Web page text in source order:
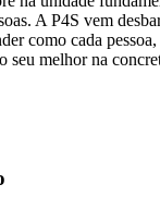
A P4S vem
como cada
seu melhor na